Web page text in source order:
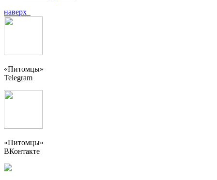
наверх
«Питомцы»
Telegram
«Питомцы»
ВКонтакте